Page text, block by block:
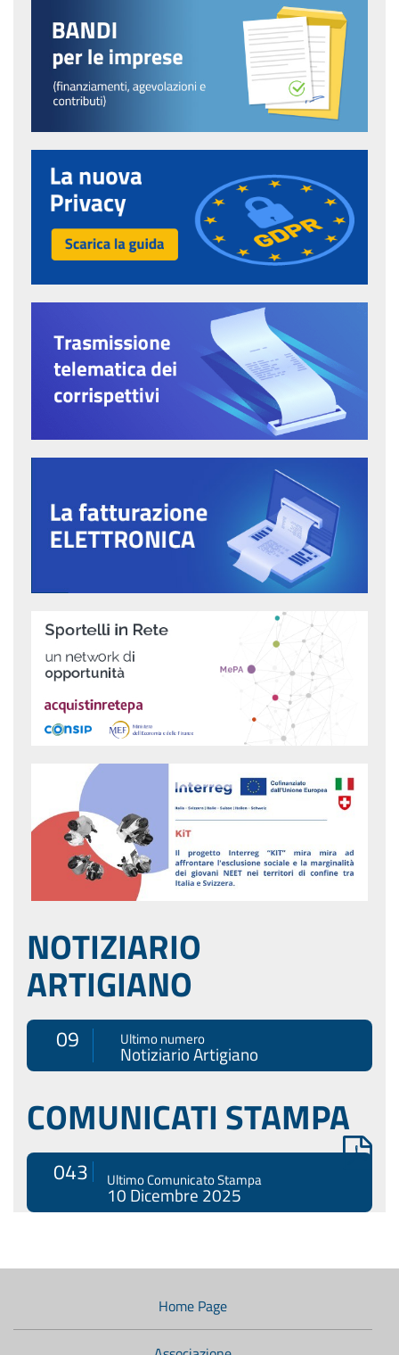
NOTIZIARIO
ARTIGIANO
09 Ultimo numero
Notiziario Artigiano
COMUNICATI STAMPA
043 Ultimo Comunicato Stampa
10 Dicembre 2025
Home Page